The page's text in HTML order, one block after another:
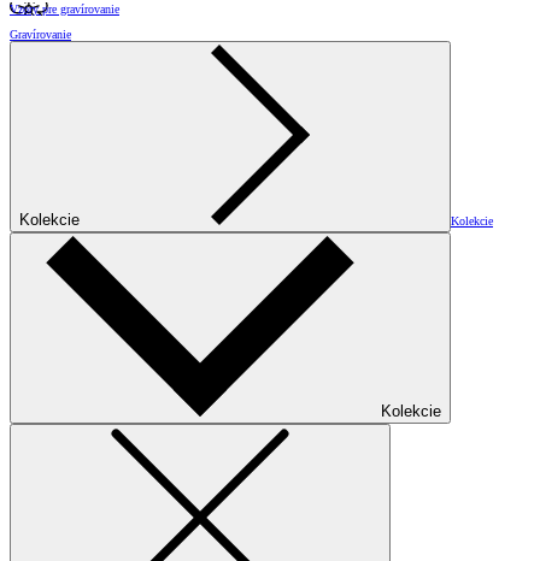
Vzory pre gravírovanie
Gravírovanie
Kolekcie Kolekcie
Kolekcie